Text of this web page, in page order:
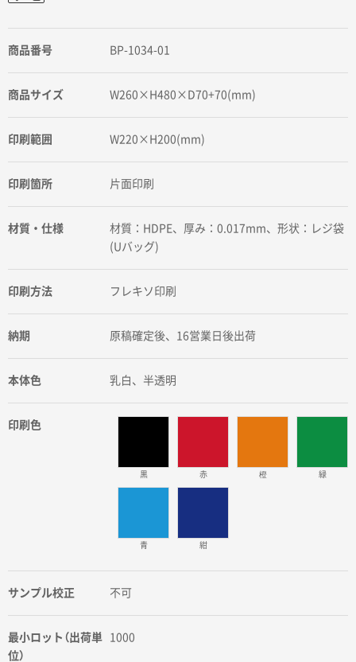
商品番号 BP-1034-01
商品サイズ W260×H480×D70+70(mm)
印刷範囲 W220×H200(mm)
印刷箇所 片面印刷
材質・仕様
材質：HDPE、厚み：0.017mm、形状：レジ袋
(Uバッグ)
印刷方法 フレキソ印刷
納期 原稿確定後、16営業日後出荷
本体色 乳白、半透明
印刷色
黒 赤 橙 緑
青 紺
サンプル校正 不可
最小ロット（出荷単
位）
1000